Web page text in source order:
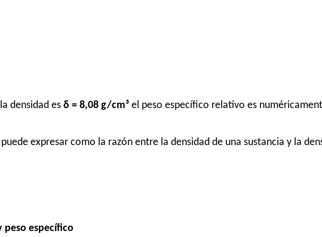
densidad esδ = 8,08 g/cm³ el peso específico relativo es
expresar como la razón entre la densidad de una sustancia y la
peso específico